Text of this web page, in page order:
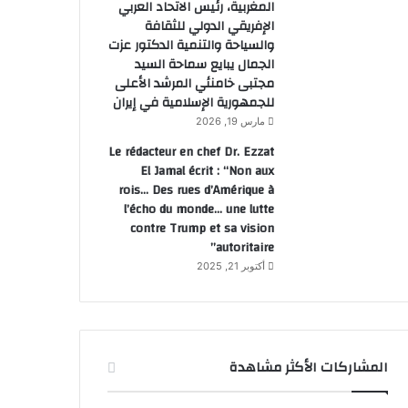
على ترك
أطفالهم
المغربية، رئيس الاتحاد العربي
الإفريقي الدولي للثقافة
والسياحة والتنمية الدكتور عزت
الجمال يبايع سماحة السيد
مجتبى خامنئي المرشد الأعلى
للجمهورية الإسلامية في إيران
مارس 19, 2026
Le rédacteur en chef Dr. Ezzat
El Jamal écrit : “Non aux
rois… Des rues d’Amérique à
l’écho du monde… une lutte
contre Trump et sa vision
autoritaire”
أكتوبر 21, 2025
المشاركات الأكثر مشاهدة